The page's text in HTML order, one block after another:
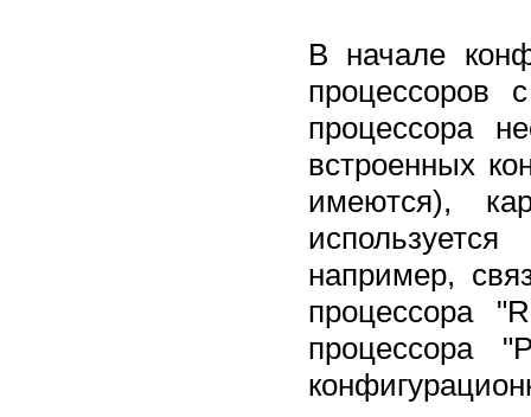
В начале
процессоров
процессора
встроенных
имеются),
например,
процессора
процессора